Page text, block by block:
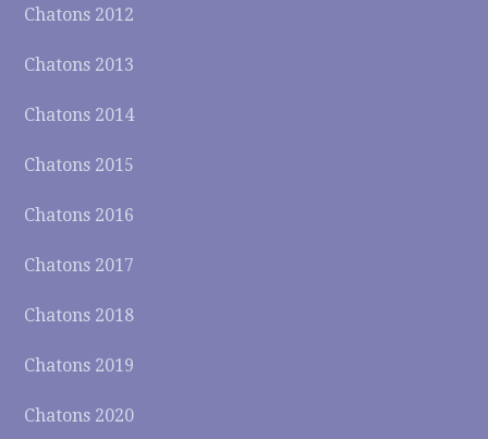
Chatons 2012
Chatons 2013
Chatons 2014
Chatons 2015
Chatons 2016
Chatons 2017
Chatons 2018
Chatons 2019
Chatons 2020